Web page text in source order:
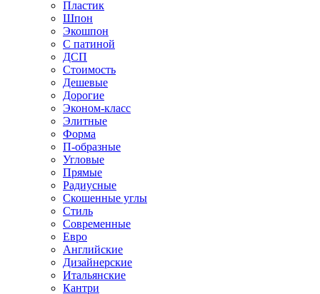
Пластик
Шпон
Экошпон
С патиной
ДСП
Стоимость
Дешевые
Дорогие
Эконом-класс
Элитные
Форма
П-образные
Угловые
Прямые
Радиусные
Скошенные углы
Стиль
Современные
Евро
Английские
Дизайнерские
Итальянские
Кантри